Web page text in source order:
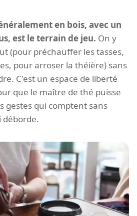
en bois, avec un
est le terrain de jeu. On y
(pour préchauffer les tasses,
pour arroser la théière) sans
C'est un espace de liberté
que le maître de thé puisse
gestes qui comptent sans
déborde.